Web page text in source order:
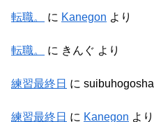
転職。 に Kanegon より
転職。 に きんぐ より
練習最終日 に suibuhogosha
練習最終日 に Kanegon より